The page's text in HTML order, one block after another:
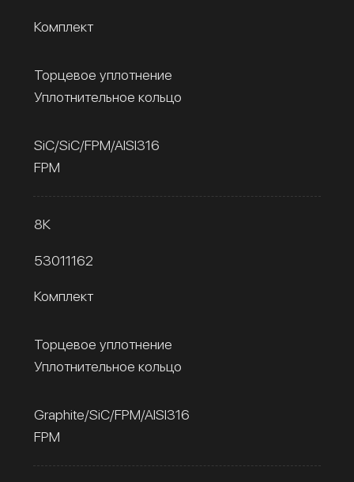
Комплект
Торцевое уплотнение
Уплотнительное кольцо
SiC/SiC/FPM/AISI316
FPM
8К
53011162
Комплект
Торцевое уплотнение
Уплотнительное кольцо
Graphite/SiC/FPM/AISI316
FPM